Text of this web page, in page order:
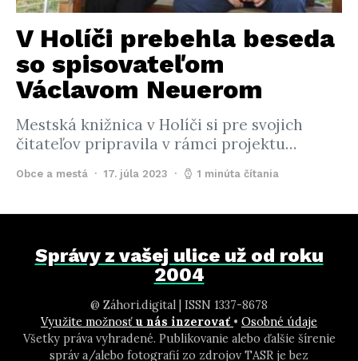
V Holíči prebehla beseda
so spisovateľom
Václavom Neuerom
Mestská knižnica v Holíči si pre svojich
čitateľov pripravila v rámci projektu…
Obce a mestá 17. júla 2023 1 minúta čítania
Správy z vašej ulice už od roku
2004
@ Záhori.digital | ISSN 1337-8678
Využite možnosť u nás inzerovať • Osobné údaje
Všetky práva vyhradené. Publikovanie alebo ďalšie šírenie
správ a/alebo fotografií zo zdrojov TASR je bez